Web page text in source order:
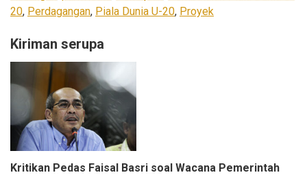
20, Perdagangan, Piala Dunia U-20, Proyek
Kiriman serupa
Kritikan Pedas Faisal Basri soal Wacana Pemerintah